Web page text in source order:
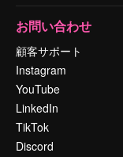
お問い合わせ
顧客サポート
Instagram
YouTube
LinkedIn
TikTok
Discord